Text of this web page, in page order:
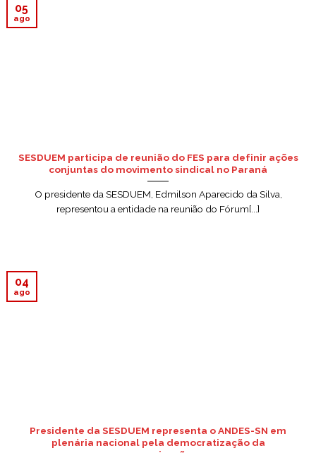
SESDUEM participa de reunião do FES para definir ações
conjuntas do movimento sindical no Paraná
O presidente da SESDUEM, Edmilson Aparecido da Silva,
representou a entidade na reunião do Fórum[...]
05
ago
Presidente da SESDUEM representa o ANDES-SN em
plenária nacional pela democratização da
04
ago